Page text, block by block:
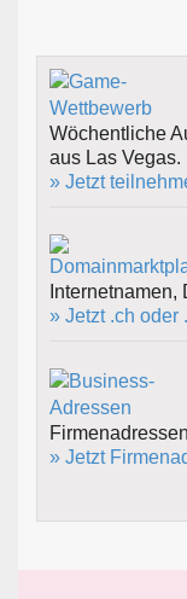
Wöchentliche
aus Las Vegas.
» Jetzt
» Jetzt .ch oder
» Jetzt